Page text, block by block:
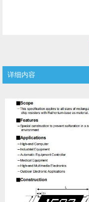
详细内容